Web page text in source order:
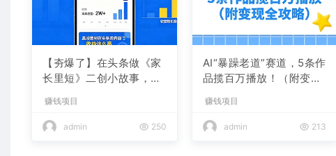
【夯爆了】在头条做《家
长里短》二创小故事，这
赚钱项目
admin 250
AI“暴躁老道”赛道，5条作
品揽百万播放！（附变现
赚钱项目
admin 213